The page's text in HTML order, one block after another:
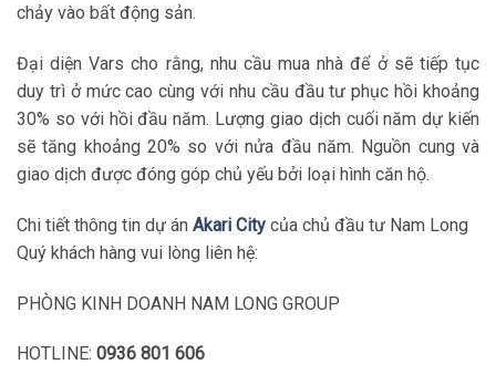
chảy vào bất động sản.
Đại diện Vars cho rằng, nhu cầu mua nhà để ở sẽ tiếp tục
duy trì ở mức cao cùng với nhu cầu đầu tư phục hồi khoảng
30% so với hồi đầu năm. Lượng giao dịch cuối năm dự kiến
sẽ tăng khoảng 20% so với nửa đầu năm. Nguồn cung và
giao dịch được đóng góp chủ yếu bởi loại hình căn hộ.
Chi tiết thông tin dự án Akari City của chủ đầu tư Nam Long
Quý khách hàng vui lòng liên hệ:
PHÒNG KINH DOANH NAM LONG GROUP
HOTLINE: 0936 801 606